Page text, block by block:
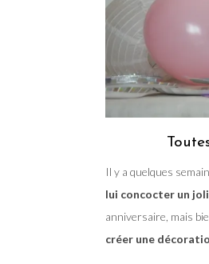
Il y a quelques
lui concocter un
anniversaire, mais
créer une